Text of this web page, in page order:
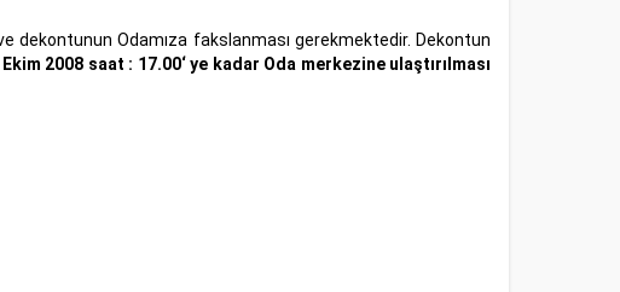
dekontunun Odamıza fakslanması gerekmektedir. Dekontun
2008 saat : 17.00‘ ye kadar Oda merkezine ulaştırılması